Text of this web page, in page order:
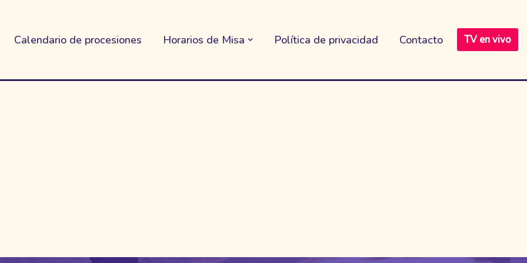
Calendario de procesiones Horarios de Misa Política de privacidad Contacto TV en vivo